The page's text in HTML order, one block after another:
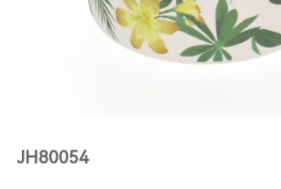
JH80054